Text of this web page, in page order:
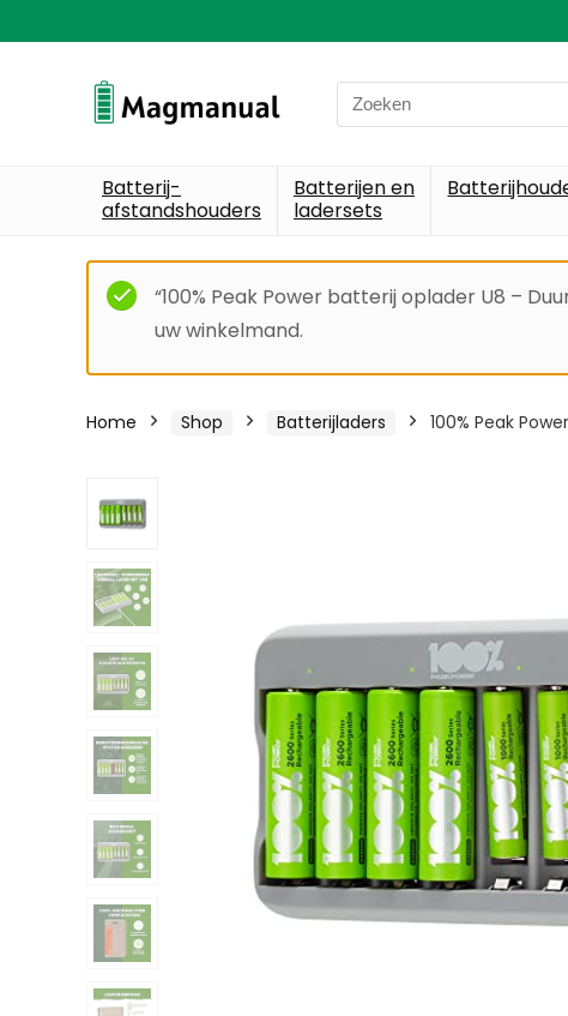
Search
for:
Batterij-
afstandshouders
Batterijen en
ladersets
“100% Peak Power batterij oplader U8 –
uw winkelmand.
Home Shop Batterijladers 100% Peak